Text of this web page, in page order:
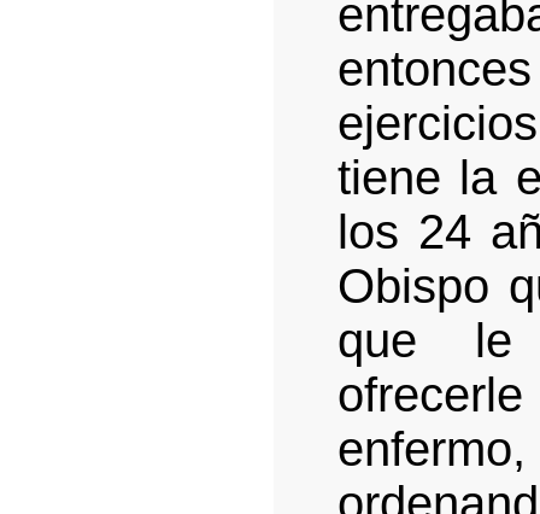
tiene la
los 24
Obispo
que le